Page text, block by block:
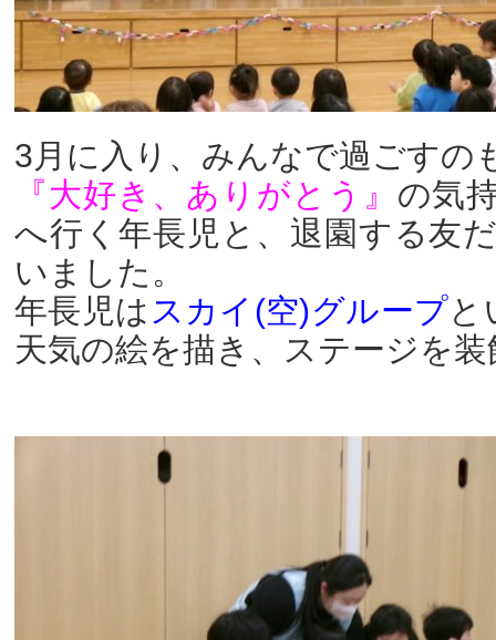
3月に入り、みんなで過ごすの
『大好き、ありがとう』 の気
へ行く年長児と、退園する友
いました。
年長児は スカイ(空)グループと
天気の絵を描き、ステージを